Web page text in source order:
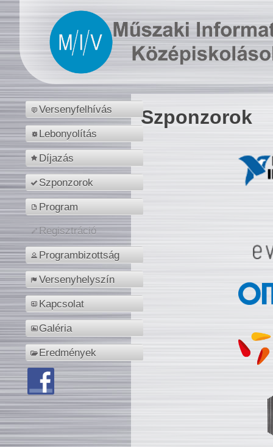
Versenyfelhívás
Lebonyolítás
Díjazás
Szponzorok
Program
Regisztráció
Programbizottság
Versenyhelyszín
Kapcsolat
Galéria
Eredmények
Szponzorok